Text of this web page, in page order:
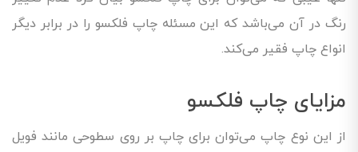
رنگ در آن می‌باشد که این مسئله چاپ فلکسو را در برابر دیگر
انواع چاپ فقیر می‌کند.
مزایای چاپ فلکسو
از این نوع چاپ می‌توان برای چاپ بر روی سطوحی مانند فویل